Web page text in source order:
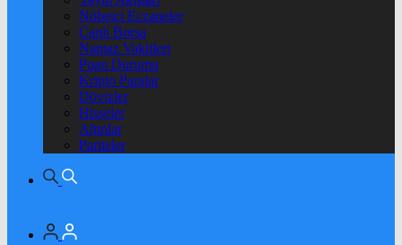
Nöbetçi Eczaneler
Canlı Borsa
Namaz Vakitleri
Puan Durumu
Kripto Paralar
Dövizler
Hisseler
Altınlar
Pariteler